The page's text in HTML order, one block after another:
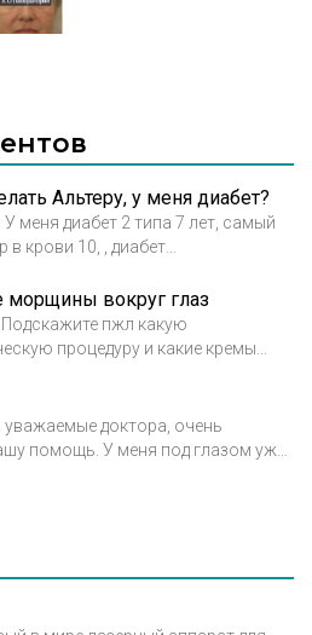
Альтеру, у меня диабет?
У меня диабет 2 типа 7 лет, самый
в крови 10, , диабет
морщины вокруг глаз
пжл какую
процедуру и какие кремы
морщин в области вокруг
складки? Мне 26 лет и до этого
уважаемые доктора, очень
помощь. У меня под глазом уже